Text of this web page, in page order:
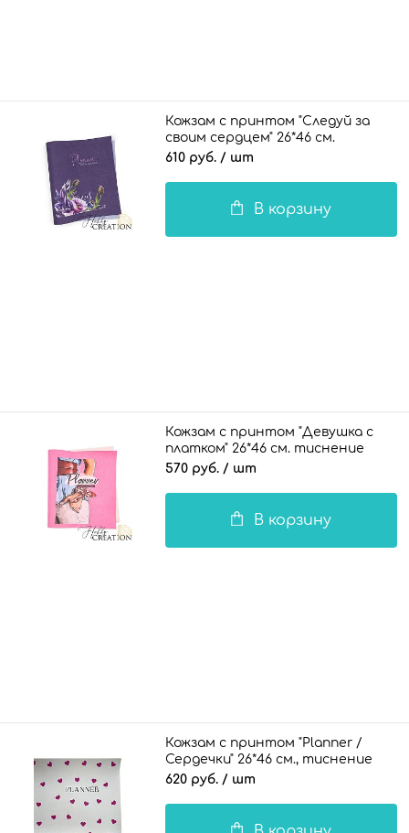
Кожзам с принтом "Следуй за
своим сердцем" 26*46 см.
тиснение питон, светло-
610 руб. / шт
В корзину
Кожзам с принтом "Девушка с
платком" 26*46 см. тиснение
жатая кожа, розовый
570 руб. / шт
В корзину
Кожзам с принтом "Planner /
Сердечки" 26*46 см., тиснение
под кожу, белый
620 руб. / шт